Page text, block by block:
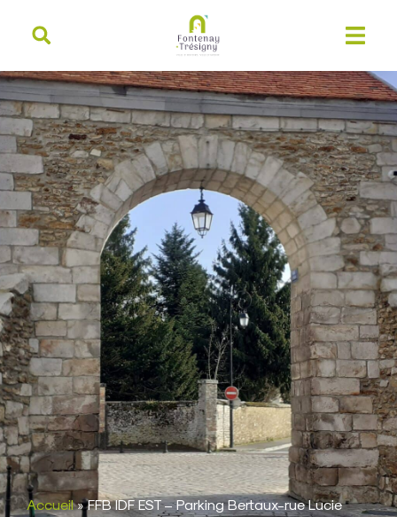
principal
Accueil»FFB IDF EST – Parking Bertaux-rue Lucie